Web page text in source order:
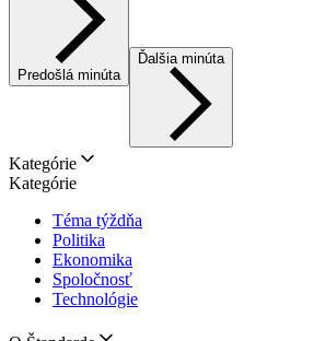
Predošlá minúta
Ďalšia minúta
Kategórie
Kategórie
Téma týždňa
Politika
Ekonomika
Spoločnosť
Technológie